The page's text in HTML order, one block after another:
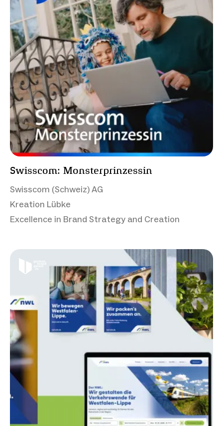
Swisscom: Monsterprinzessin
Swisscom (Schweiz) AG
Kreation Lübke
Excellence in Brand Strategy and Creation